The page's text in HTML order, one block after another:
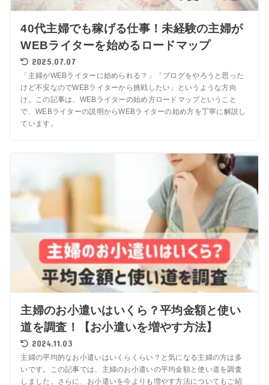
40代主婦でも稼げる仕事！未経験の主婦が
WEBライターを始めるロードマップ
2025.07.07
「主婦がWEBライターに始められる？」「ブログをやろうと思った
けど不安なのでWEBライターから挑戦したい」というような方向
け。この記事は、WEBライターの始め方ロードマップということ
で、WEBライターの説明からWEBライターの始め方を丁寧に解説し
ています。
主婦のお小遣いはいくら？平均金額と使い
道を調査！【お小遣いを増やす方法】
2024.11.03
主婦の平均的なお小遣いはいくらくらい？と気になる主婦の方は多
いです。この記事では、主婦のお小遣いの平均金額と使い道を調査
しました。さらに、お小遣いを今よりも増やす方法についてもご紹